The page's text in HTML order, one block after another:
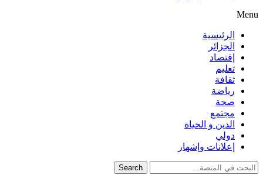
Menu
الرئيسية
الجزائر
إقتصاد
تعليم
ثقافة
رياضة
صحة
مجتمع
الدين و الحياة
دولي
إعلانات وإشهار
Search